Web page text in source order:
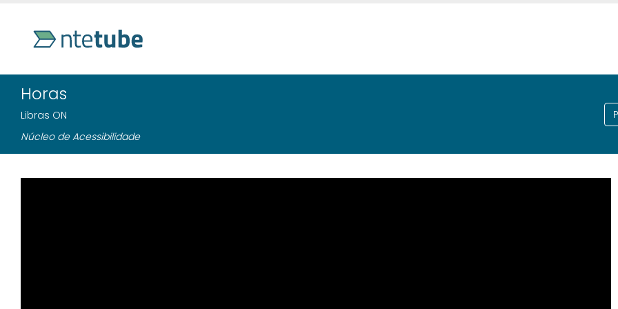
Horas
Libras ON
Núcleo de Acessibilidade